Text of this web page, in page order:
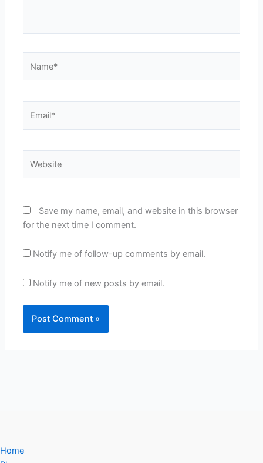
Save my name, email, and website in this browser
for the next time I comment.
Notify me of follow-up comments by email.
Notify me of new posts by email.
Home